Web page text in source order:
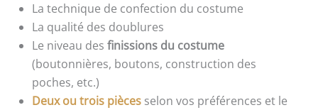
La technique de confection du costume
La qualité des doublures
Le niveau des finissions du costume
(boutonnières, boutons, construction des
poches, etc.)
Deux ou trois piècesselon vos préférences et le